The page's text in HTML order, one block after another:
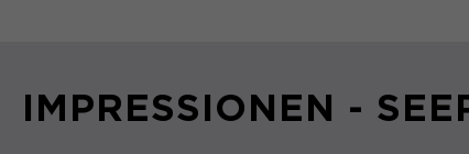
IMPRESSIONEN -